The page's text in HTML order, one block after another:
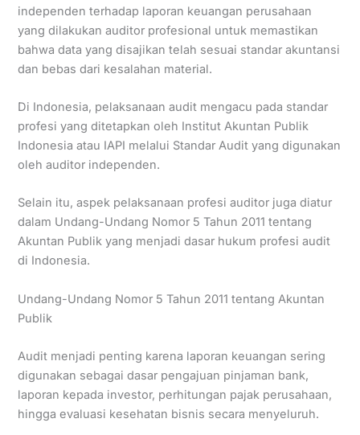
independen terhadap laporan keuangan perusahaan
yang dilakukan auditor profesional untuk memastikan
bahwa data yang disajikan telah sesuai standar akuntansi
dan bebas dari kesalahan material.
Di Indonesia, pelaksanaan audit mengacu pada standar
profesi yang ditetapkan oleh Institut Akuntan Publik
Indonesia atau IAPI melalui Standar Audit yang digunakan
oleh auditor independen.
Selain itu, aspek pelaksanaan profesi auditor juga diatur
dalam Undang-Undang Nomor 5 Tahun 2011 tentang
Akuntan Publik yang menjadi dasar hukum profesi audit
di Indonesia.
Undang-Undang Nomor 5 Tahun 2011 tentang Akuntan
Publik
Audit menjadi penting karena laporan keuangan sering
digunakan sebagai dasar pengajuan pinjaman bank,
laporan kepada investor, perhitungan pajak perusahaan,
hingga evaluasi kesehatan bisnis secara menyeluruh.